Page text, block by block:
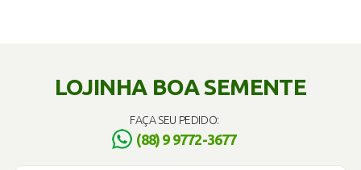
LOJINHA BOA SEMENTE
FAÇA SEU PEDIDO:
(88) 9 9772-3677